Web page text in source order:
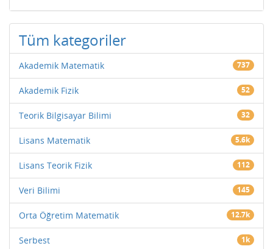
Tüm kategoriler
Akademik Matematik 737
Akademik Fizik 52
Teorik Bilgisayar Bilimi 32
Lisans Matematik 5.6k
Lisans Teorik Fizik 112
Veri Bilimi 145
Orta Öğretim Matematik 12.7k
Serbest 1k